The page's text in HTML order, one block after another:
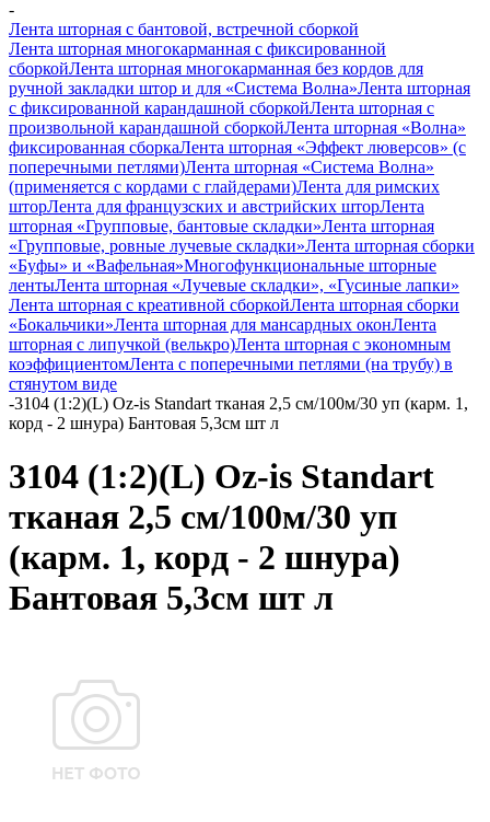
-
Лента шторная с бантовой, встречной сборкой
Лента шторная многокарманная с фиксированной
сборкойЛента шторная многокарманная без кордов для
ручной закладки штор и для «Система Волна»Лента шторная
с фиксированной карандашной сборкойЛента шторная с
произвольной карандашной сборкойЛента шторная «Волна»
фиксированная сборкаЛента шторная «Эффект люверсов» (с
поперечными петлями)Лента шторная «Система Волна»
(применяется с кордами с глайдерами)Лента для римских
шторЛента для французских и австрийских шторЛента
шторная «Групповые, бантовые складки»Лента шторная
«Групповые, ровные лучевые складки»Лента шторная сборки
«Буфы» и «Вафельная»Многофункциональные шторные
лентыЛента шторная «Лучевые складки», «Гусиные лапки»
Лента шторная с креативной сборкойЛента шторная сборки
«Бокальчики»Лента шторная для мансардных оконЛента
шторная с липучкой (велькро)Лента шторная с экономным
коэффициентомЛента с поперечными петлями (на трубу) в
стянутом виде
-3104 (1:2)(L) Oz-is Standart тканая 2,5 см/100м/30 уп (карм. 1,
корд - 2 шнура) Бантовая 5,3см шт л
3104 (1:2)(L) Oz-is Standart
тканая 2,5 см/100м/30 уп
(карм. 1, корд - 2 шнура)
Бантовая 5,3см шт л